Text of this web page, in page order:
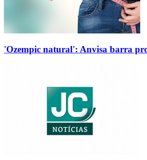
'Ozempic natural': Anvisa barra